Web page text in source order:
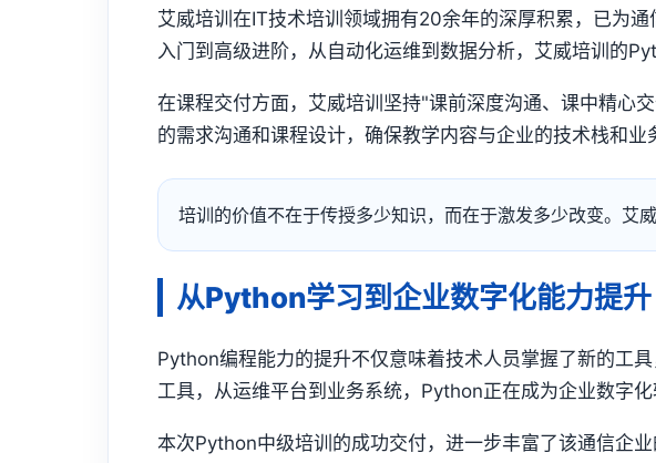
艾威培训在IT技术培训领域拥有20余年的深厚积累，已为
入门到高级进阶，从自动化运维到数据分析，艾威培训的
在课程交付方面，艾威培训坚持"课前深度沟通、课中精心
的需求沟通和课程设计，确保教学内容与企业的技术栈和业
培训的价值不在于传授多少知识，而在于激发多少改变。艾
从Python学习到企业数字化能力提升
Python编程能力的提升不仅意味着技术人员掌握了新的工
工具，从运维平台到业务系统，Python正在成为企业数字化
本次Python中级培训的成功交付，进一步丰富了该通信企